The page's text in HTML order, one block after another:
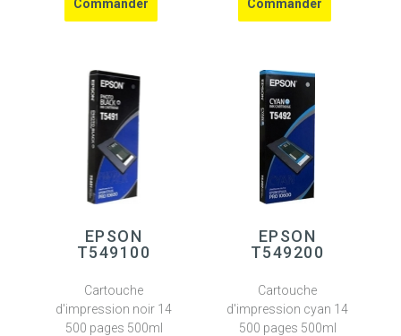
EPSON
T549100
Cartouche
d'impression noir 14
500 pages 500ml
EPSON
T549200
Cartouche
d'impression cyan 14
500 pages 500ml